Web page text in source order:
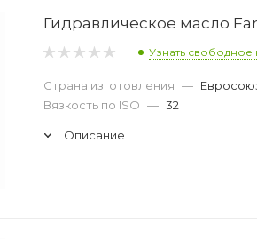
Гидравлическое масло
Узнать свободное
Страна изготовления —
Вязкость по ISO — 32
Описание